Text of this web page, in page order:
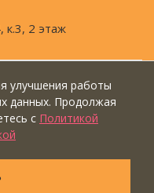
к.3, 2 этаж
интерьера
улучшения работы
данных. Продолжая
с Политикой